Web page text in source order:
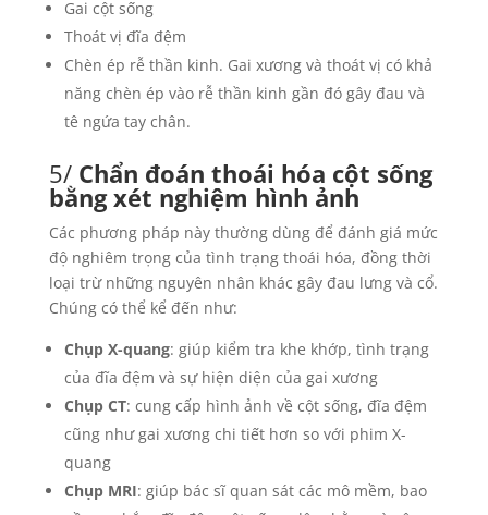
Gai cột sống
Thoát vị đĩa đệm
Chèn ép rễ thần kinh. Gai xương và thoát vị có khả
năng chèn ép vào rễ thần kinh gần đó gây đau và
tê ngứa tay chân.
5/ Chẩn đoán thoái hóa cột sống
bằng xét nghiệm hình ảnh
Các phương pháp này thường dùng để đánh giá mức
độ nghiêm trọng của tình trạng thoái hóa, đồng thời
loại trừ những nguyên nhân khác gây đau lưng và cổ.
Chúng có thể kể đến như:
Chụp X-quang: giúp kiểm tra khe khớp, tình trạng
của đĩa đệm và sự hiện diện của gai xương
Chụp CT: cung cấp hình ảnh về cột sống, đĩa đệm
cũng như gai xương chi tiết hơn so với phim X-
quang
Chụp MRI: giúp bác sĩ quan sát các mô mềm, bao